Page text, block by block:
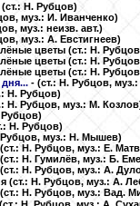
(ст.: Н. Рубцов)
муз.: И. Иванченко)
муз.: неизв. авт.)
муз.: А. Евстигнеев)
цветы (ст.: Н.
цветы(ст.: Н.
цветы (ст.: Н.
- (ст.: Н. Рубцов,
Н. Рубцов)
Н. Рубцов, муз.: М.
Рубцов)
Н. Рубцов)
Рубцов, муз.: Н. Мышев)
(ст.: Н. Рубцов, муз.: Е.
(ст.: Н. Гумилёв, муз.: Б.
(ст.: Н. Рубцов, муз.: А.
(ст.: Н. Рубцов, муз.: А.
(ст.: Н. Рубцов, муз.: Вад.